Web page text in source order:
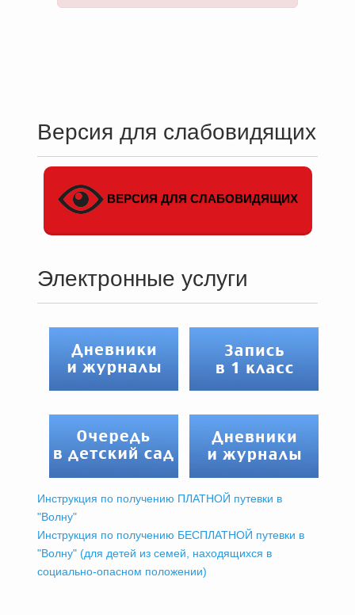
Версия для слабовидящих
ВЕРСИЯ ДЛЯ СЛАБОВИДЯЩИХ
Электронные услуги
Инструкция по получению ПЛАТНОЙ путевки в
"Волну"
Инструкция по получению БЕСПЛАТНОЙ путевки в
"Волну" (для детей из семей, находящихся в
социально-опасном положении)